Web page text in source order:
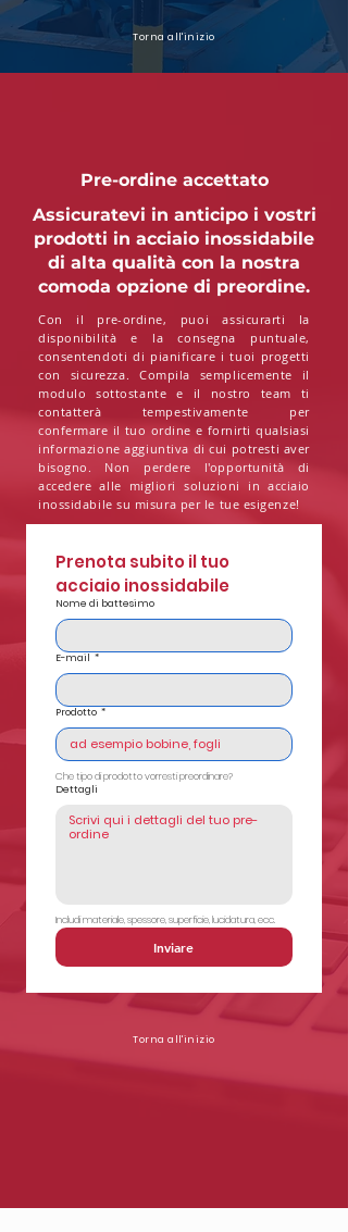
Torna all'inizio
Pre-ordine accettato
Assicuratevi in anticipo i vostri
prodotti in acciaio inossidabile
di alta qualità con la nostra
comoda opzione di preordine.
Con il pre-ordine, puoi assicurarti la
disponibilità e la consegna puntuale,
consentendoti di pianificare i tuoi progetti
con sicurezza. Compila semplicemente il
modulo sottostante e il nostro team ti
contatterà tempestivamente per
confermare il tuo ordine e fornirti qualsiasi
informazione aggiuntiva di cui potresti aver
bisogno. Non perdere l'opportunità di
accedere alle migliori soluzioni in acciaio
inossidabile su misura per le tue esigenze!
Prenota subito il tuo
acciaio inossidabile
Nome di battesimo
E-mail *
Prodotto *
Che tipo di prodotto vorresti preordinare?
Dettagli
Includi materiale, spessore, superficie, lucidatura, ecc.
Inviare
Torna all'inizio